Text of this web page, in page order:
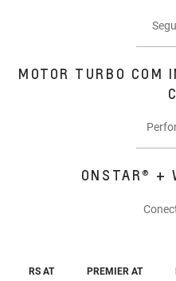
MOTOR TURBO COM
ONSTAR® +
RS AT
PREMIER AT